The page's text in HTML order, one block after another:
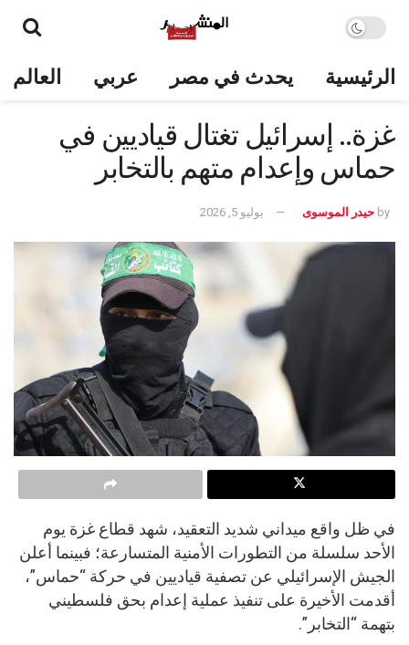
الرئيسية يحدث في مصر عربي العالم
غزة.. إسرائيل تغتال قياديين في
حماس وإعدام متهم بالتخابر
by حيدر الموسوى يوليو 5, 2026
في ظل واقع ميداني شديد التعقيد، شهد قطاع غزة يوم
الأحد سلسلة من التطورات الأمنية المتسارعة؛ فبينما أعلن
الجيش الإسرائيلي عن تصفية قياديين في حركة “حماس”،
أقدمت الأخيرة على تنفيذ عملية إعدام بحق فلسطيني
بتهمة “التخابر”.